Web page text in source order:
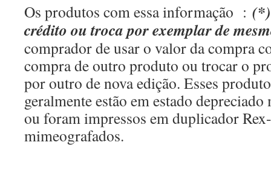
Os produtos com essa informação :
crédito ou troca por exemplar de
comprador de usar o valor da compra
compra de outro produto ou trocar o
por outro de nova edição. Esses
geralmente estão em estado
ou foram impressos em duplicador
mimeografados.